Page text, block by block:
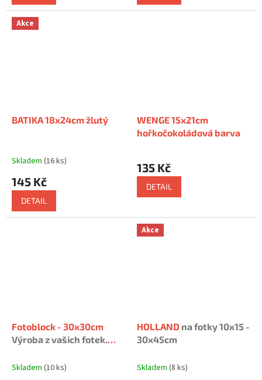
Akce
BATIKA 18x24cm žlutý
Skladem (16 ks)
145 Kč
DETAIL
WENGE 15x21cm
hořkočokoládová barva
hodnocení
produktu
5,0
5
hvězdiček.
135 Kč
DETAIL
Fotoblock - 30x30cm
Výroba z vašich fotek.
Skladem (10 ks)
Akce
HOLLAND na fotky 10x15 -
30x45cm
Skladem (8 ks)